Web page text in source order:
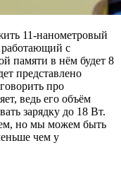
11-нанометровый
работающий с
памяти в нём будет 8
представлено
про
ведь его объём
зарядку до 18 Вт.
но мы можем быть
чем у